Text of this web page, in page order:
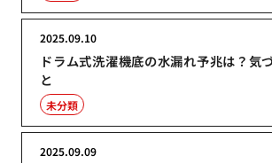
ドラム式洗濯機底の水漏れ予兆は？気
と
2025.09.10
未分類
2025.09.09